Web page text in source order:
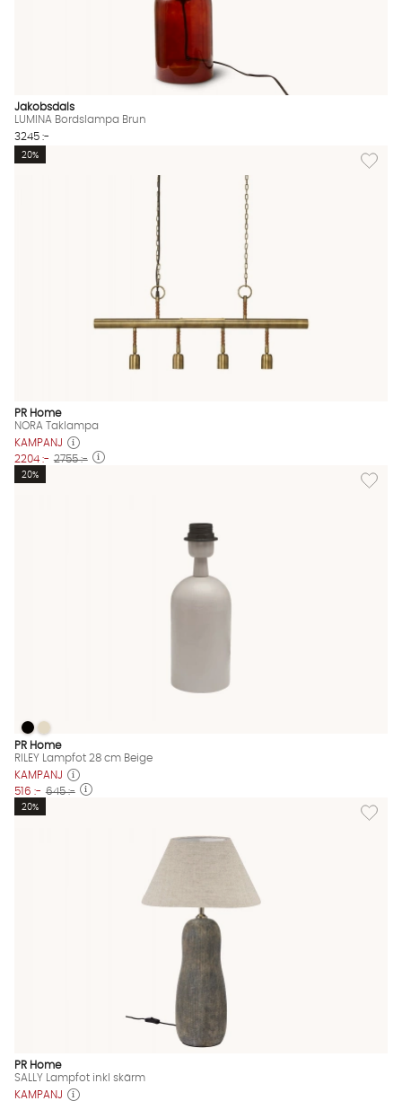
Jakobsdals
LUMINA Bordslampa Brun
3245 :-
Lägg
20%
PR Home
NORA Taklampa
KAMPANJ
2204 :- 2755 :-
Lägg
20%
RILEY Lampfot 28 cm Beige Finns även i dessa färger:
RILEY Lampfot 28 cm Beige
RILEY Lampfot 28 cm Beige
PR Home
RILEY Lampfot 28 cm Beige
KAMPANJ
516 :- 645 :-
Lägg
20%
PR Home
SALLY Lampfot inkl skärm
KAMPANJ